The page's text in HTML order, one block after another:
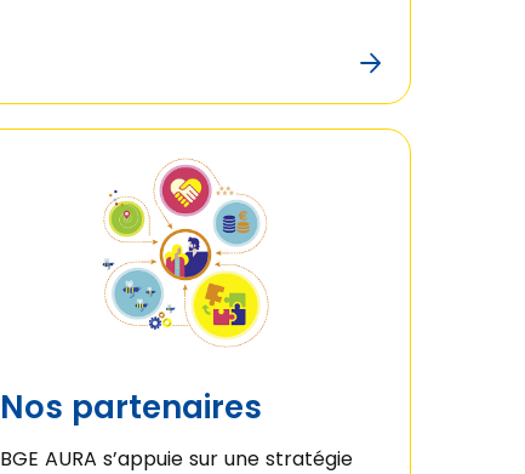
Nos partenaires
BGE AURA s’appuie sur une stratégie